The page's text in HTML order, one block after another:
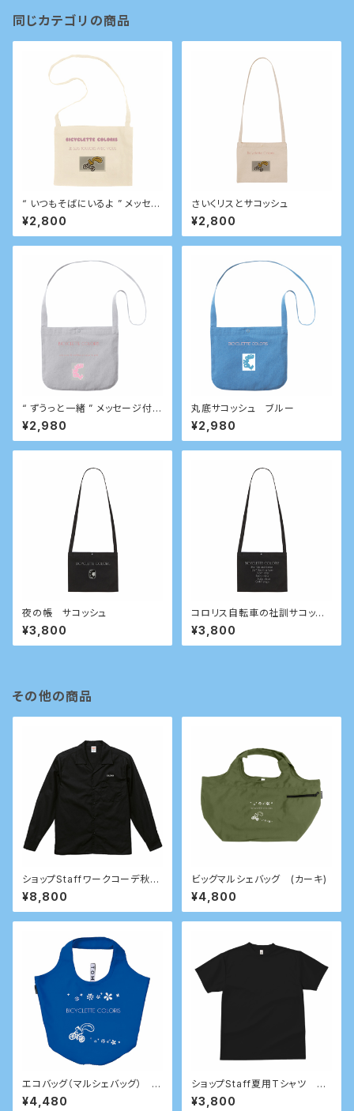
同じカテゴリの商品
“ いつもそばにいるよ ” メッセー
ジ付きサコッシュ
¥2,800
さいくリスとサコッシュ
¥2,800
“ ずうっと一緒 ” メッセージ付き
サコッシュ
¥2,980
丸底サコッシュ ブルー
¥2,980
夜の帳 サコッシュ
¥3,800
コロリス自転車の社訓サコッシ
ュ
¥3,800
その他の商品
ショップStaffワークコーデ秋冬
用
¥8,800
ビッグマルシェバッグ (カーキ)
¥4,800
エコバッグ（マルシェバッグ） ブ
ルー
¥4,480
ショップStaff夏用Tシャツ 20
21
¥3,800